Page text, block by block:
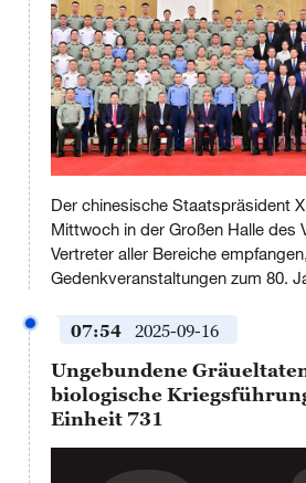
a
modal
window.
No compatible source was
Der chinesische Staatspräsident
Mittwoch in der Großen Halle des
Vertreter aller Bereiche
Gedenkveranstaltungen zum 80.
07:54 2025-09-16
Ungebundene
biologische
Einheit 731